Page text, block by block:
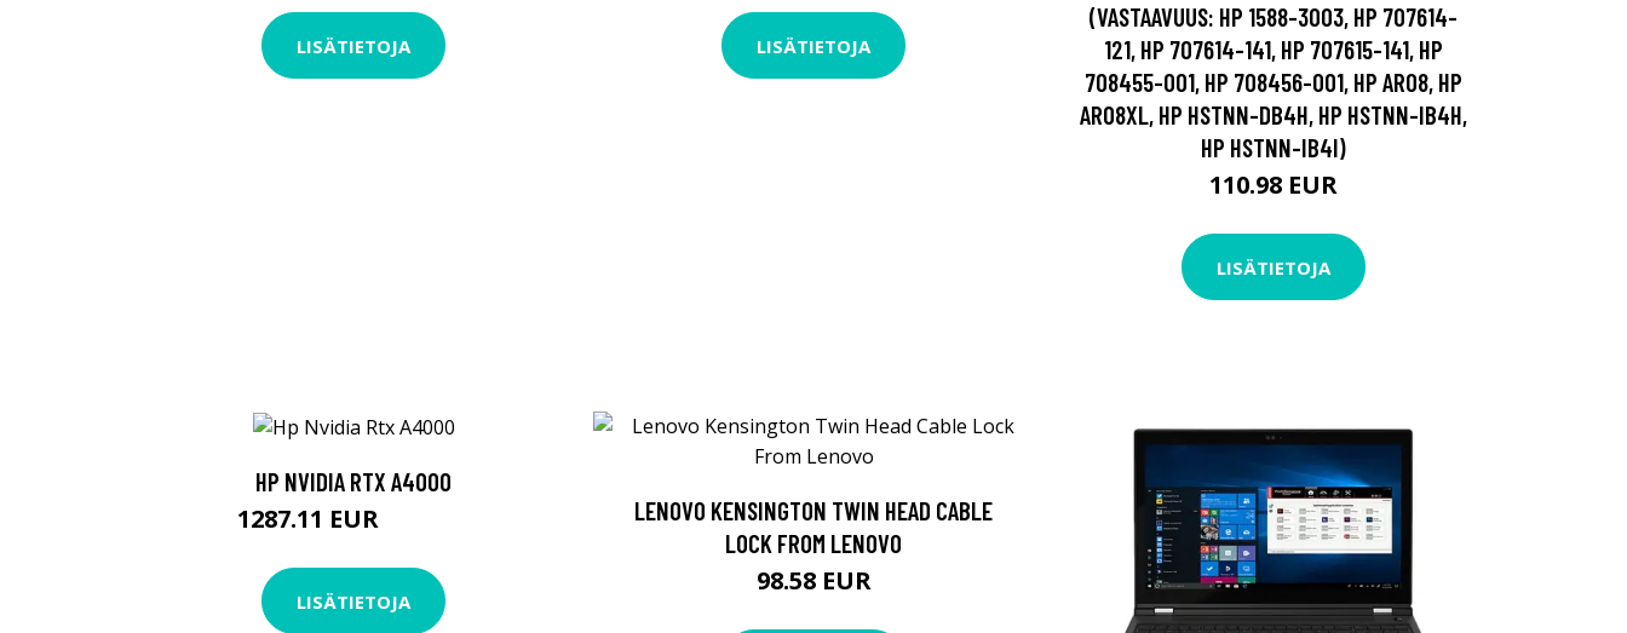
LISÄTIETOJA LISÄTIETOJA
(VASTAAVUUS: HP 1588-3003, HP 707614-
121, HP 707614-141, HP 707615-141, HP
708455-001, HP 708456-001, HP AR08, HP
AR08XL, HP HSTNN-DB4H, HP HSTNN-IB4H,
HP HSTNN-IB4I)
110.98 EUR
LISÄTIETOJA
HP NVIDIA RTX A4000
1287.11 EUR
LISÄTIETOJA
LENOVO KENSINGTON TWIN HEAD CABLE
LOCK FROM LENOVO
98.58 EUR